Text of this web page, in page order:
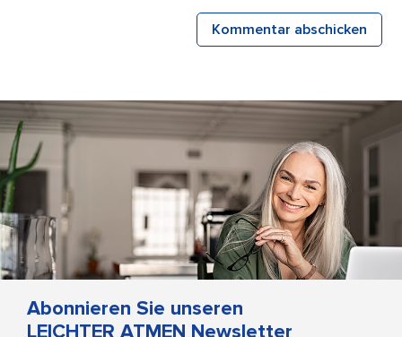
Kommentar abschicken
Abonnieren Sie unseren